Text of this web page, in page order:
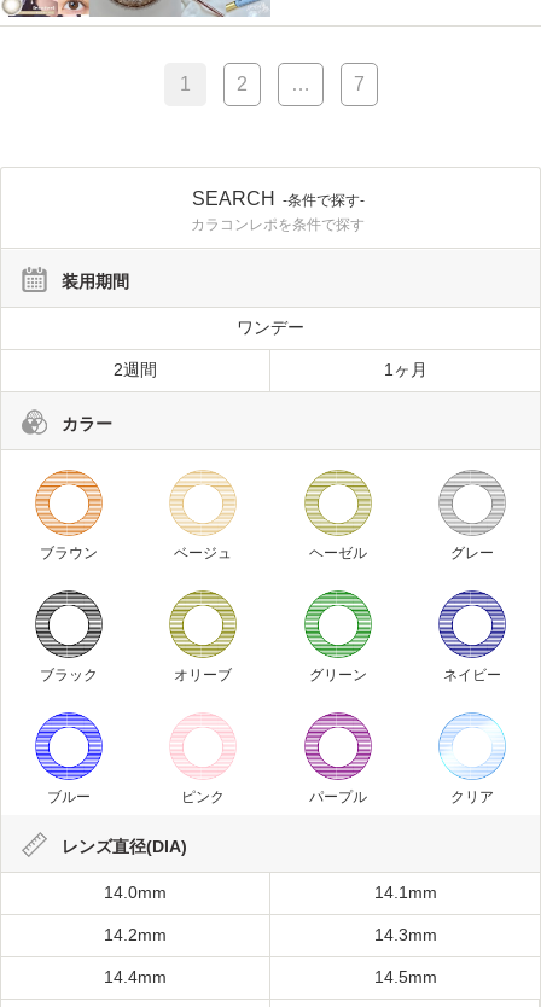
1 2 … 7
SEARCH
-条件で探す-
カラコンレポを条件で探す
装用期間
ワンデー
2週間 1ヶ月
カラー
ブラウン ベージュ ヘーゼル グレー
ブラック オリーブ グリーン ネイビー
ブルー ピンク パープル クリア
レンズ直径(DIA)
14.0mm 14.1mm
14.2mm 14.3mm
14.4mm 14.5mm